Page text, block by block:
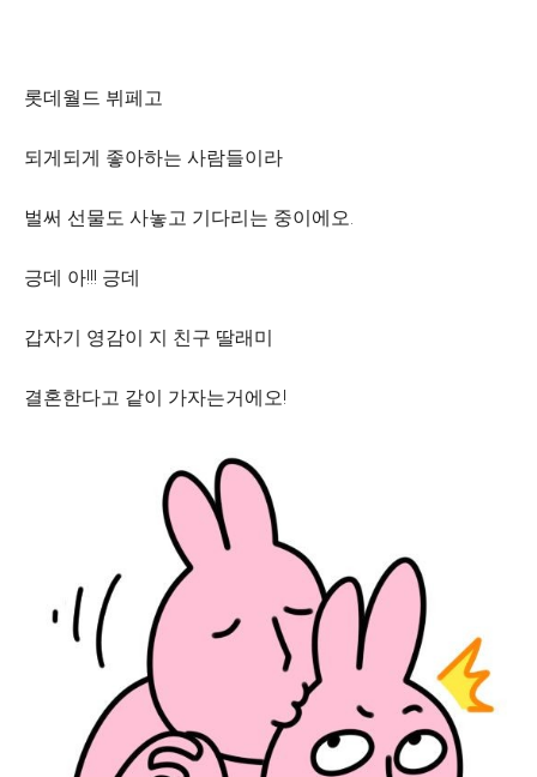
롯데월드 뷔페고
되게되게 좋아하는 사람들이라
벌써 선물도 사놓고 기다리는 중이에오.
긍데 아!!! 긍데
갑자기 영감이 지 친구 딸래미
결혼한다고 같이 가자는거에오!